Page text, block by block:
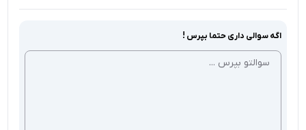
اگه سوالی داری حتما بپرس !